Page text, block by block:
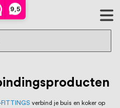
9,5familiebedrijf met
in RVS producten
waaronder
bouwbeslag. In onze
grootste assortiment
verbind je buis en koker op